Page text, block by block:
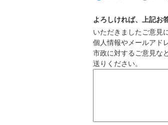
よろしければ、上記お
いただきましたご意見
個人情報やメールアド
市政に対するご意見な
送りください。